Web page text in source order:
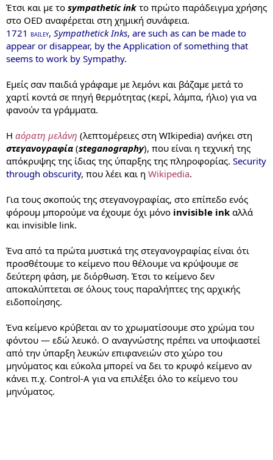
Έτσι και με το sympathetic ink το πρώτο παράδειγμα χρήσης
στο OED αναφέρεται στη χημική συνάφεια.
1721 BAILEY, Sympathetick Inks, are such as can be made to
appear or disappear, by the Application of something that
seems to work by Sympathy.
Εμείς σαν παιδιά γράφαμε με λεμόνι και βάζαμε μετά το
χαρτί κοντά σε πηγή θερμότητας (κερί, λάμπα, ήλιο) για να
φανούν τα γράμματα.
Η αόρατη μελάνη (λεπτομέρειες στη WIkipedia) ανήκει στη
στεγανογραφία (steganography), που είναι η τεχνική της
απόκρυψης της ίδιας της ύπαρξης της πληροφορίας. Security
through obscurity, που λέει και η Wikipedia.
Για τους σκοπούς της στεγανογραφίας, στο επίπεδο ενός
φόρουμ μπορούμε να έχουμε όχι μόνο invisible ink αλλά
και invisible link.
Ένα από τα πρώτα μυστικά της στεγανογραφίας είναι ότι
προσθέτουμε το κείμενο που θέλουμε να κρύψουμε σε
δεύτερη φάση, με διόρθωση. Έτσι το κείμενο δεν
αποκαλύπτεται σε όλους τους παραλήπτες της αρχικής
ειδοποίησης.
Ένα κείμενο κρύβεται αν το χρωματίσουμε στο χρώμα του
φόντου — εδώ λευκό. Ο αναγνώστης πρέπει να υποψιαστεί
από την ύπαρξη λευκών επιφανειών στο χώρο του
μηνύματος και εύκολα μπορεί να δει το κρυφό κείμενο αν
κάνει π.χ. Control-A για να επιλέξει όλο το κείμενο του
μηνύματος.